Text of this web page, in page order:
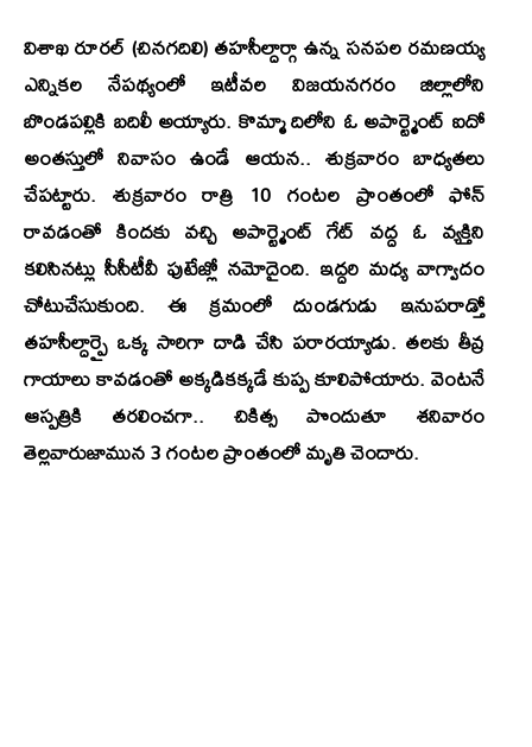
విశాఖ రూరల్ (చినగదిలి) తహసీల్దార్గా ఉన్న సనపల రమణయ్య
ఎన్నికల నేపథ్యంలో ఇటీవల విజయనగరం జిల్లాలోని
బొండపల్లికి బదిలీ అయ్యారు. కొమ్మా దిలోని ఓ అపార్ట్మెంట్ ఐదో
అంతస్తులో నివాసం ఉండే ఆయన.. శుక్రవారం బాధ్యతలు
చేపట్టారు. శుక్రవారం రాత్రి 10 గంటల ప్రాంతంలో ఫోన్
రావడంతో కిందకు వచ్చి అపార్ట్మెంట్ గేట్ వద్ద ఓ వ్యక్తిని
కలిసినట్లు సీసీటీవీ ఫుటేజ్లో నమోదైంది. ఇద్దరి మధ్య వాగ్వాదం
చోటుచేసుకుంది. ఈ క్రమంలో దుండగుడు ఇనుపరాడ్తో
తహసీల్దార్పై ఒక్క సారిగా దాడి చేసి పరారయ్యాడు. తలకు తీవ్ర
గాయాలు కావడంతో అక్కడికక్కడే కుప్ప కూలిపోయారు. వెంటనే
ఆస్పత్రికి తరలించగా.. చికిత్స పొందుతూ శనివారం
తెల్లవారుజామున 3 గంటల ప్రాంతంలో మృతి చెందారు.